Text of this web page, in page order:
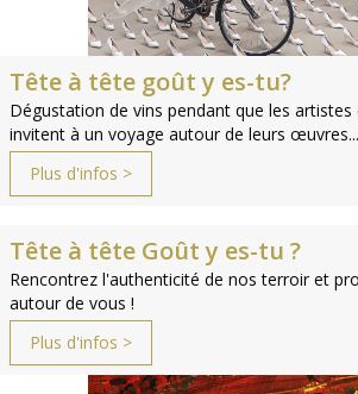
Tête à tête goût y es-tu?
Dégustation de vins pendant que les artistes
invitent à un voyage autour de leurs œuvres...
Plus d'infos >
Tête à tête Goût y es-tu ?
Rencontrez l'authenticité de nos terroir et
autour de vous !
Plus d'infos >